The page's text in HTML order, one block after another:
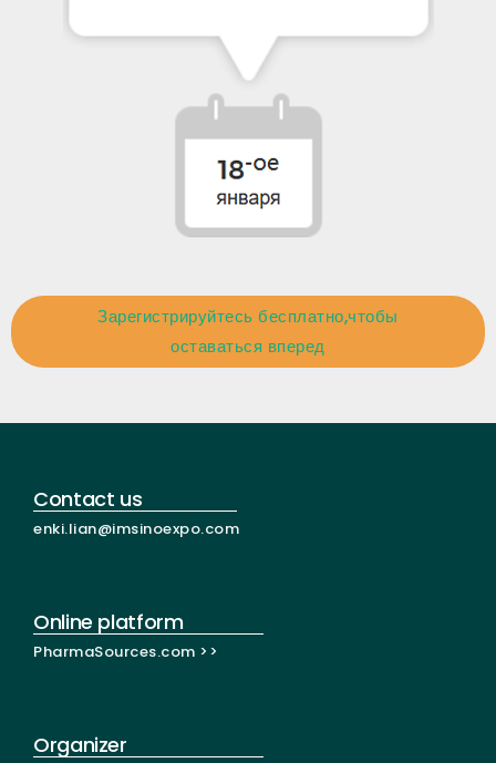
Зарегистрируйтесь бесплатно,чтобы
оставаться вперед
Contact us
enki.lian@imsinoexpo.com
Online platform
PharmaSources.com >>
Organizer